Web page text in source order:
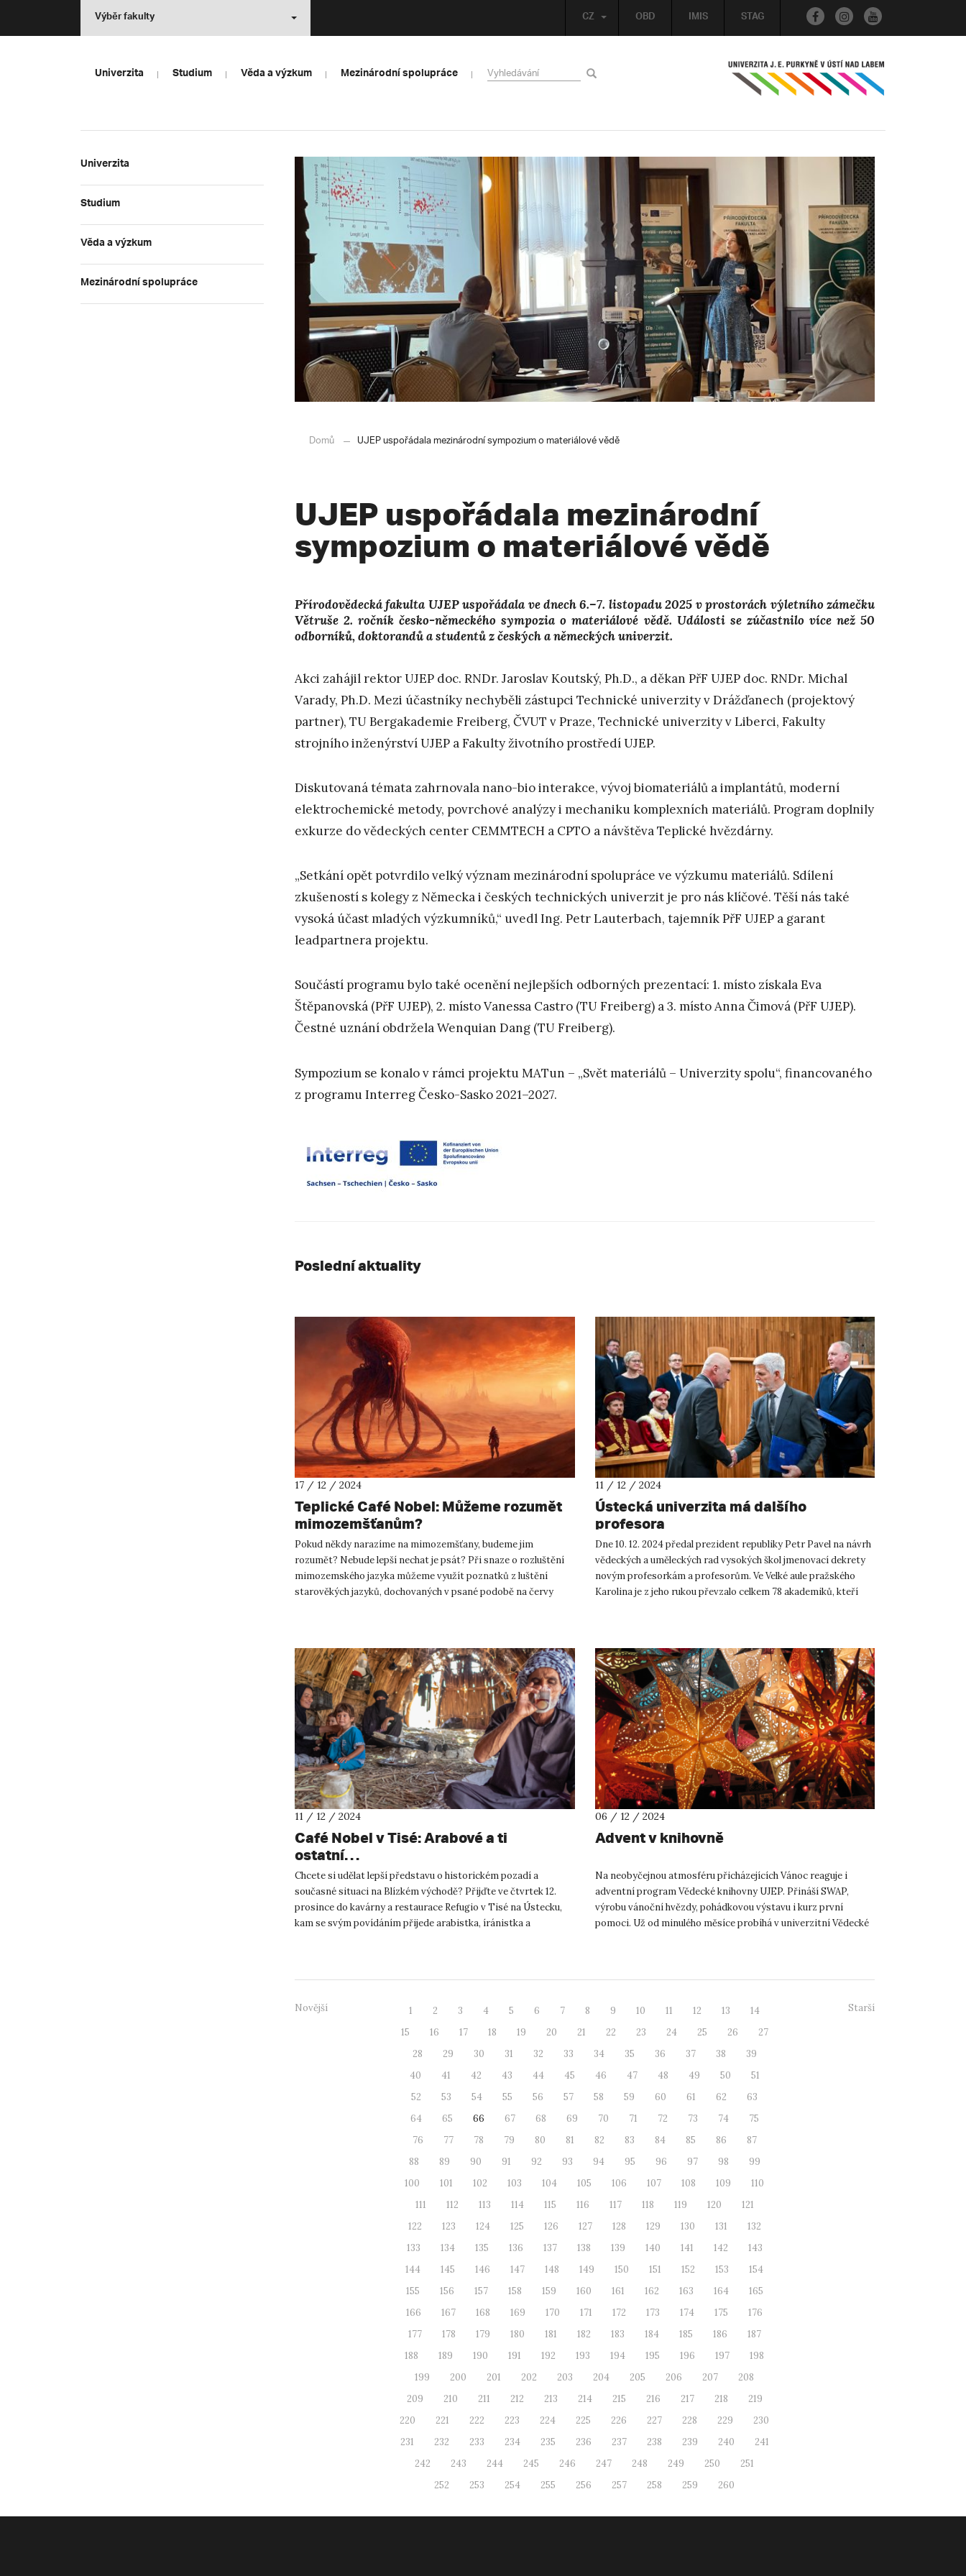
OBD IMIS STAG
CZ
Výběr fakulty
Univerzita Studium Věda a výzkum Mezinárodní spolupráce
Univerzita
Studium
Věda a výzkum
Mezinárodní spolupráce
Domů UJEP uspořádala mezinárodní sympozium o materiálové vědě
UJEP uspořádala mezinárodní
sympozium o materiálové vědě
Přírodovědecká fakulta UJEP uspořádala ve dnech 6.–7. listopadu 2025 v prostorách výletního zámečku
Větruše 2. ročník česko-německého sympozia o materiálové vědě. Události se zúčastnilo více než 50
odborníků, doktorandů a studentů z českých a německých univerzit.
Akci zahájil rektor UJEP doc. RNDr. Jaroslav Koutský, Ph.D., a děkan PřF UJEP doc. RNDr. Michal
Varady, Ph.D. Mezi účastníky nechyběli zástupci Technické univerzity v Drážďanech (projektový
partner), TU Bergakademie Freiberg, ČVUT v Praze, Technické univerzity v Liberci, Fakulty
strojního inženýrství UJEP a Fakulty životního prostředí UJEP.
Diskutovaná témata zahrnovala nano-bio interakce, vývoj biomateriálů a implantátů, moderní
elektrochemické metody, povrchové analýzy i mechaniku komplexních materiálů. Program doplnily
exkurze do vědeckých center CEMMTECH a CPTO a návštěva Teplické hvězdárny.
„Setkání opět potvrdilo velký význam mezinárodní spolupráce ve výzkumu materiálů. Sdílení
zkušeností s kolegy z Německa i českých technických univerzit je pro nás klíčové. Těší nás také
vysoká účast mladých výzkumníků,“ uvedl Ing. Petr Lauterbach, tajemník PřF UJEP a garant
leadpartnera projektu.
Součástí programu bylo také ocenění nejlepších odborných prezentací: 1. místo získala Eva
Štěpanovská (PřF UJEP), 2. místo Vanessa Castro (TU Freiberg) a 3. místo Anna Čimová (PřF UJEP).
Čestné uznání obdržela Wenquian Dang (TU Freiberg).
Sympozium se konalo v rámci projektu MATun – „Svět materiálů – Univerzity spolu“, financovaného
z programu Interreg Česko-Sasko 2021–2027.
Poslední aktuality
17 / 12 / 2024
Teplické Café Nobel: Můžeme rozumět
mimozemšťanům?
Pokud někdy narazíme na mimozemšťany, budeme jim
rozumět? Nebude lepší nechat je psát? Při snaze o rozluštění
mimozemského jazyka můžeme využít poznatků z luštění
starověkých jazyků, dochovaných v psané podobě na červy
11 / 12 / 2024
Ústecká univerzita má dalšího
profesora
Dne 10. 12. 2024 předal prezident republiky Petr Pavel na návrh
vědeckých a uměleckých rad vysokých škol jmenovací dekrety
novým profesorkám a profesorům. Ve Velké aule pražského
Karolina je z jeho rukou převzalo celkem 78 akademiků, kteří
11 / 12 / 2024
Café Nobel v Tisé: Arabové a ti
ostatní…
Chcete si udělat lepší představu o historickém pozadí a
současné situaci na Blízkém východě? Přijďte ve čtvrtek 12.
prosince do kavárny a restaurace Refugio v Tisé na Ústecku,
kam se svým povídáním přijede arabistka, íránistka a
06 / 12 / 2024
Advent v knihovně
Na neobyčejnou atmosféru přicházejících Vánoc reaguje i
adventní program Vědecké knihovny UJEP. Přináší SWAP,
výrobu vánoční hvězdy, pohádkovou výstavu i kurz první
pomoci. Už od minulého měsíce probíhá v univerzitní Vědecké
Novější 1 2 3 4 5 6 7 8 9 10 11 12 13
14
15
16 17 18 19 20 21 22 23 24 25 26
27
28
29 30 31 32 33 34 35 36 37 38
39
40
41 42 43 44 45 46 47 48 49 50
51
52
53 54 55 56 57 58 59 60 61 62
63
64
65 66 67 68 69 70 71 72 73 74
75
76
77 78 79 80 81 82 83 84 85 86
87
88
89 90 91 92 93 94 95 96 97 98
99
100
101 102 103 104 105 106 107 108 109
110
111
112 113 114 115 116 117 118 119 120
121
122
123 124 125 126 127 128 129 130 131
132
133
134 135 136 137 138 139 140 141 142
143
144
145 146 147 148 149 150 151 152 153
154
155
156 157 158 159 160 161 162 163 164
165
166
167 168 169 170 171 172 173 174 175
176
177
178 179 180 181 182 183 184 185 186
187
188
189 190 191 192 193 194 195 196 197
198
199
200 201 202 203 204 205 206 207
208
209
210 211 212 213 214 215 216 217 218
219
220
221 222 223 224 225 226 227 228 229
230
231
232 233 234 235 236 237 238 239 240
241
242
243 244 245 246 247 248 249 250
251
252
253 254 255 256 257 258 259 260
Starší